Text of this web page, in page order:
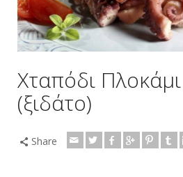
Xταπόδι
(ξιδάτο)
Share